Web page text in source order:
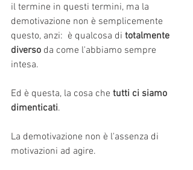
il termine in questi termini, ma la
demotivazione non è semplicemente
questo, anzi:  è qualcosa di totalmente
diverso da come l'abbiamo sempre
intesa.
Ed è questa, la cosa che tutti ci siamo
dimenticati.
La demotivazione non è l'assenza di
motivazioni ad agire.